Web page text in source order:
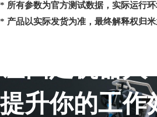
* 所有参数为官方测试数据，实际运行环
* 产品以实际发货为准，最终解释权归
提升你的工作